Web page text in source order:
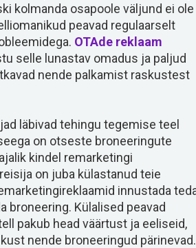
kolmanda osapoole väljund ei ole
peavad regulaarselt
OTAde reklaam
selle lunastav omadus ja paljud
nende palkamist raskustest
läbivad tehingu tegemise teel
on otseste broneeringute
kindel remarketingi
on juba külastanud teie
innustada
broneering. Külalised peavad
pakub head väärtust ja eeliseid,
nende broneeringud pärinevad.